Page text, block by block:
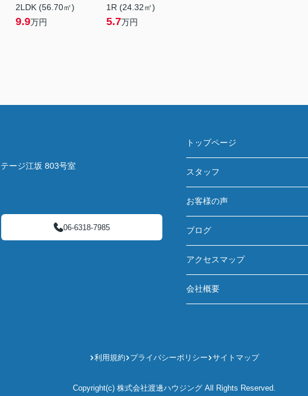
2LDK (56.70㎡)
9.9万円
1R (24.32㎡)
5.7万円
ージ江坂 803号室
06-6318-7985
トップページ
スタッフ
お客様の声
ブログ
アクセスマップ
会社概要
利用規約 プライバシーポリシー サイトマップ
Copyright(c) 株式会社渡邊ハウジング All Rights Reserved.